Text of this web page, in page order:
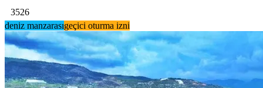
3526
deniz manzarasıgeçici oturma izni